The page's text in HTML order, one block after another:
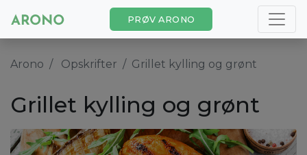
PRØV ARONO
Arono Opskrifter Grillet kylling og grønt
Grillet kylling og grønt